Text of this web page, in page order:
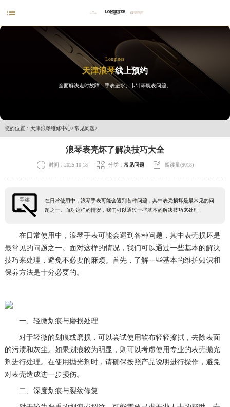

Longines
天津浪琴线上预约
全面解决走时故障、手表进水、卡针等腕表问题。
您的位置： 天津浪琴维修中心>常见问题>
浪琴表壳坏了解决技巧大全
 时间：2025-10-18  分类： 常见问题  阅读量(9018)
导读
在日常使用中，浪琴手表可能会遇到各种问题，其中表壳损坏是最常见的问
题之一。面对这样的情况，我们可以通过一些基本的解决技巧来处理
在日常使用中，浪琴手表可能会遇到各种问题，其中表壳损坏是
最常见的问题之一。面对这样的情况，我们可以通过一些基本的解决
技巧来处理，避免不必要的麻烦。首先，了解一些基本的维护知识和
保养方法是十分必要的。
一、轻微划痕与磨损处理
对于轻微的划痕或磨损，可以尝试使用软布轻轻擦拭，去除表面
的污渍和灰尘。如果划痕较为明显，则可以考虑使用专业的表壳抛光
剂进行处理。在使用抛光剂时，请确保按照产品说明进行操作，避免
对表壳造成进一步损伤。
二、深度划痕与裂纹修复